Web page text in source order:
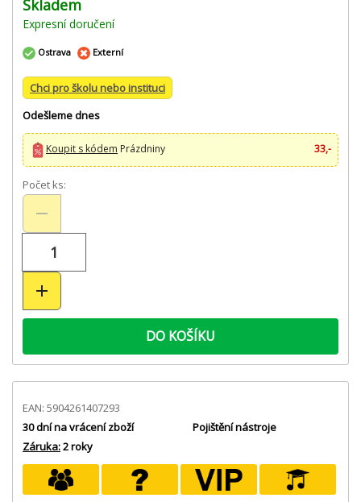
Skladem
Expresní doručení
Ostrava Externí
Chci pro školu nebo instituci
Odešleme dnes
Koupit s kódem Prázdniny 33,-
Počet ks:
DO KOŠÍKU
EAN: 5904261407293
30 dní na vrácení zboží
Záruka:2 roky
Pojištění nástroje